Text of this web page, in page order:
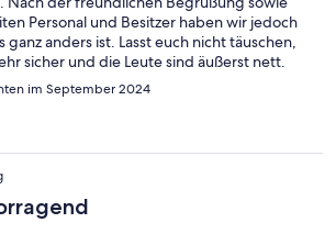
Personal und Besitzer haben wir jedoch
ganz anders ist. Lasst euch nicht täuschen,
sicher und die Leute sind äußerst nett.
und sehr gut ausgestattet. Als Tourist kann
einen kurzen oder längeren Aufenthalt
die italienische Gastfreundschaft
benachbarten Pizzeria Le Palme
Trotz Sprachbarriere konnten wir uns
Alles in allem: Wenn ihr einen
der jeden Cent wert ist, wo ihr
für ein tolles Café bekommt, wo ihr sicher
im September 2024